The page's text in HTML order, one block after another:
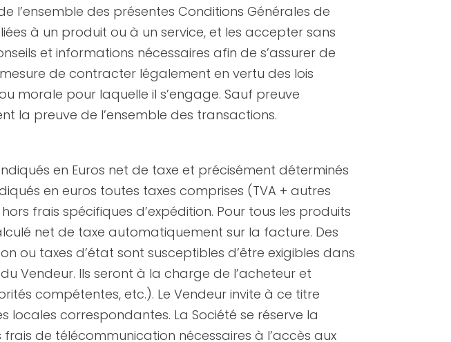
l’ensemble des présentes Conditions Générales de
à un produit ou à un service, et les accepter sans
et informations nécessaires afin de s’assurer de
de contracter légalement en vertu des lois
morale pour laquelle il s’engage. Sauf preuve
la preuve de l’ensemble des transactions.
en Euros net de taxe et précisément déterminés
en euros toutes taxes comprises (TVA + autres
frais spécifiques d’expédition. Pour tous les produits
net de taxe automatiquement sur la facture. Des
ou taxes d’état sont susceptibles d’être exigibles dans
Vendeur. Ils seront à la charge de l’acheteur et
compétentes, etc.). Le Vendeur invite à ce titre
locales correspondantes. La Société se réserve la
de télécommunication nécessaires à l’accès aux